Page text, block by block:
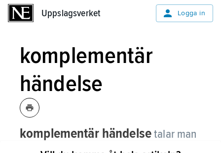
Uppslagsverket Logga in
komplementär
händelse
komplementär händelsetalar man
om när det handlar om sannolikheter för